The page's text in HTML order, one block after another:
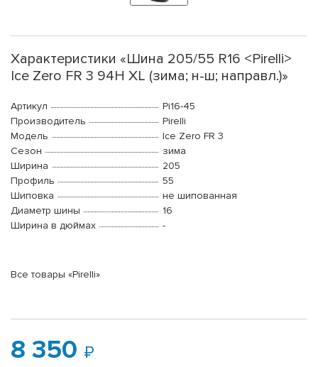
Характеристики «Шина 205/55 R16 <Pirelli>
Ice Zero FR 3 94H XL (зима; н-ш; направл.)»
Артикул
Pi16-45
Производитель
Pirelli
Модель
Ice Zero FR 3
Сезон
зима
Ширина
205
Профиль
55
Шиповка
не шипованная
Диаметр шины
16
Ширина в дюймах
-
Все товары «Pirelli»
8 350